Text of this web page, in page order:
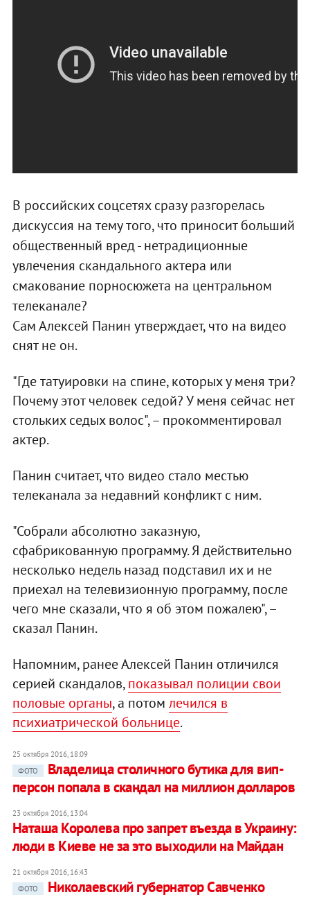
В российских соцсетях сразу разгорелась
дискуссия на тему того, что приносит больший
общественный вред - нетрадиционные
увлечения скандального актера или
смакование порносюжета на центральном
телеканале?
Сам Алексей Панин утверждает, что на видео
снят не он.
"Где татуировки на спине, которых у меня три?
Почему этот человек седой? У меня сейчас нет
стольких седых волос", – прокомментировал
актер.
Панин считает, что видео стало местью
телеканала за недавний конфликт с ним.
"Собрали абсолютно заказную,
сфабрикованную программу. Я действительно
несколько недель назад подставил их и не
приехал на телевизионную программу, после
чего мне сказали, что я об этом пожалею", –
сказал Панин.
Напомним, ранее Алексей Панин отличился
серией скандалов,показывал полиции свои
половые органы, а потом лечился в
психиатрической больнице.
25 октября 2016, 18:09
ФОТО
Владелица столичного бутика для вип-
персон попала в скандал на миллион долларов
23 октября 2016, 13:04
Наташа Королева про запрет въезда в Украину:
люди в Киеве не за это выходили на Майдан
21 октября 2016, 16:43
ФОТО
Николаевский губернатор Савченко